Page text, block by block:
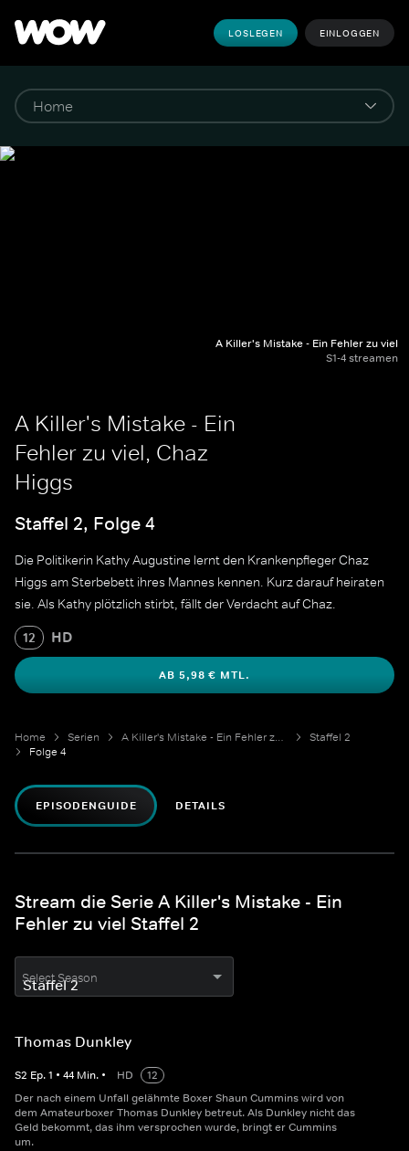
LOSLEGEN EINLOGGEN
A Killer's Mistake - Ein Fehler zu viel
S1-4 streamen
A Killer's Mistake - Ein
Fehler zu viel, Chaz
Higgs
Staffel 2, Folge 4
Die Politikerin Kathy Augustine lernt den Krankenpfleger Chaz
Higgs am Sterbebett ihres Mannes kennen. Kurz darauf heiraten
sie. Als Kathy plötzlich stirbt, fällt der Verdacht auf Chaz.
12 HD
AB 5,98 € MTL.
Home Serien A Killer's Mistake - Ein Fehler zu viel
Staffel 2
Folge 4
EPISODENGUIDE DETAILS
Stream die Serie A Killer's Mistake - Ein
Fehler zu viel Staffel 2
Select Season
Thomas Dunkley
S2 Ep.1 • 44 Min. • HD
12
Der nach einem Unfall gelähmte Boxer Shaun Cummins wird von
dem Amateurboxer Thomas Dunkley betreut. Als Dunkley nicht das
Geld bekommt, das ihm versprochen wurde, bringt er Cummins
um.